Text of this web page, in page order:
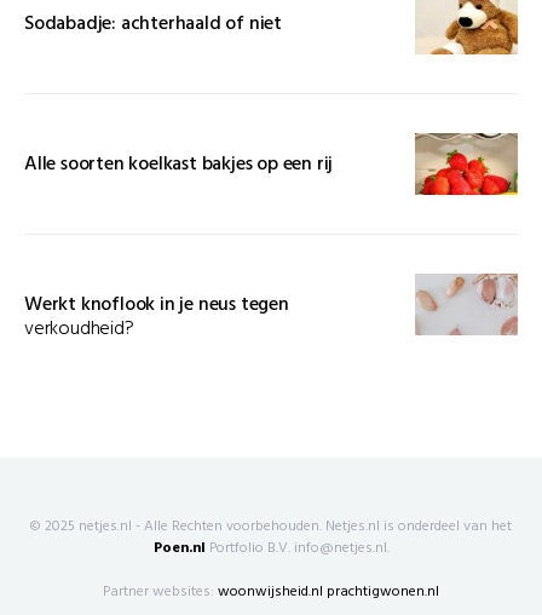
Sodabadje: achterhaald of niet
Alle soorten koelkast bakjes op een rij
Werkt knoflook in je neus tegen
verkoudheid?
© 2025 netjes.nl - Alle Rechten voorbehouden. Netjes.nl is onderdeel van het
Poen.nl Portfolio B.V. info@netjes.nl.
Partner websites: woonwijsheid.nl prachtigwonen.nl